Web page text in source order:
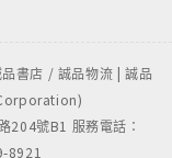
書店 / 誠品物流 | 誠品
204號B1 服務電話：
8921